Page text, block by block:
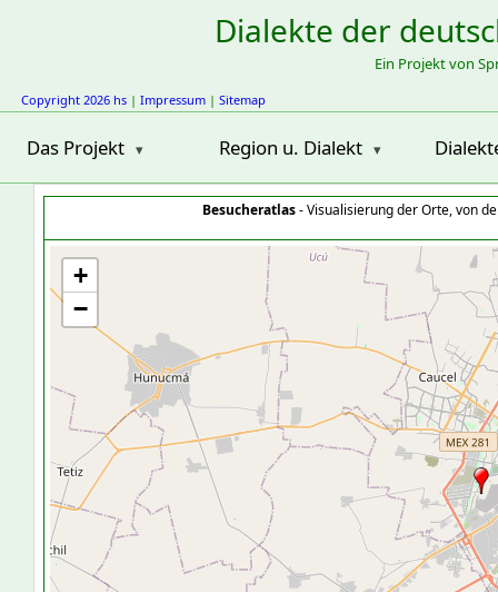
Dialekte der
Ein Projekt von
Copyright 2026 hs | Impressum | Sitemap
Das Projekt Region u. Dialekt
Besucheratlas- Visualisierung der Orte, von
+
−